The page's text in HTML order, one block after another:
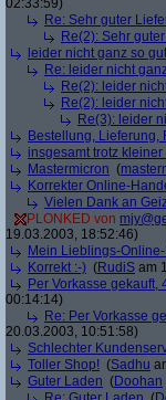
02:33:59)
Re: Sehr guter
Re(2): Sehr
leider nicht ganz so
Re: leider nicht
Re(2): leider
Re(2): leider
Re(3): leider
Bestellung, Lieferung,
insgesamt trotz
Mastermicron (
Korrekter Online-
Vielen Dank an
PLONKED von
19.03.2003, 18:52:46)
Mein Lieblings-
Korrekt :-) (RudiS am
Per Vorkasse
00:14:14)
Re: Per Vorkasse
20.03.2003, 10:51:58)
Schlechter
Toller Shop! (Sadhu
Guter Laden (Doohan